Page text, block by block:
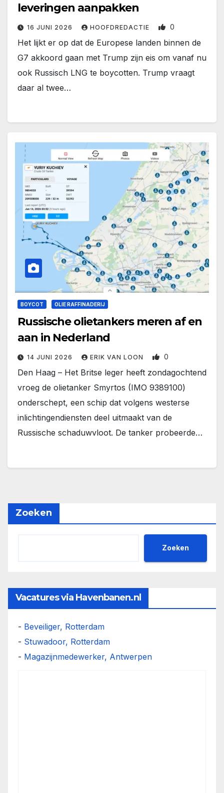
leveringen aanpakken
16 JUNI 2026 HOOFDREDACTIE 0
Het lijkt er op dat de Europese landen binnen de
G7 akkoord gaan met Trump zijn eis om vanaf nu
ook Russisch LNG te boycotten. Trump vraagt
daar al twee…
BOYCOT OLIE RAFFINADERIJ
Russische olietankers meren af en
aan in Nederland
14 JUNI 2026 ERIK VAN LOON 0
Den Haag – Het Britse leger heeft zondagochtend
vroeg de olietanker Smyrtos (IMO 9389100)
onderschept, een schip dat volgens westerse
inlichtingendiensten deel uitmaakt van de
Russische schaduwvloot. De tanker probeerde…
Zoeken
Zoeken
Vacatures via Havenbanen.nl
- Beveiliger, Rotterdam
- Stuwadoor, Rotterdam
- Magazijnmedewerker, Antwerpen